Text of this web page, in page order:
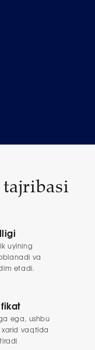
uyining
va
etadi.
ega, ushbu
xarid vaqtida